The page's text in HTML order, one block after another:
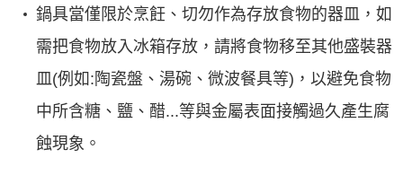
鍋具當僅限於烹飪、切勿作為存放食物的器皿，如
需把食物放入冰箱存放，請將食物移至其他盛裝器
皿 (例如 :陶瓷盤、湯碗、微波餐具等) ，以避免食物
中所含糖、鹽、醋...等與金屬表面接觸過久產生腐
蝕現象。